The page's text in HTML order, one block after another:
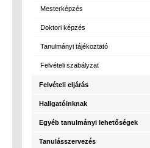
Mesterképzés
Doktori képzés
Tanulmányi tájékoztató
Felvételi szabályzat
Felvételi eljárás
Hallgatóinknak
Egyéb tanulmányi lehetőségek
Tanulásszervezés